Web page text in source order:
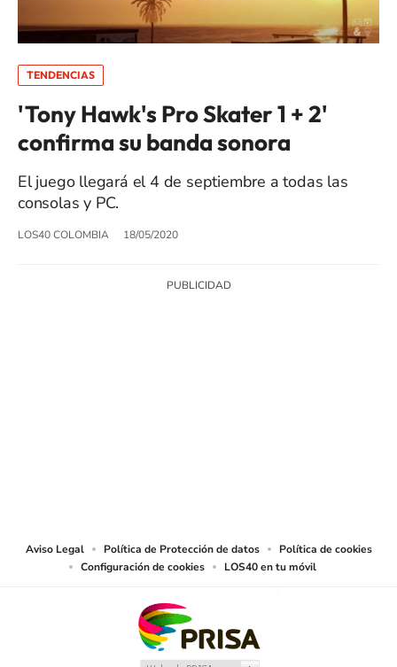
TENDENCIAS
'Tony Hawk's Pro Skater 1 + 2'
confirma su banda sonora
El juego llegará el 4 de septiembre a todas las
consolas y PC.
LOS40 COLOMBIA 18/05/2020
Aviso Legal Política de Protección de datos
Política de cookies
Configuración de cookies
LOS40 en tu móvil